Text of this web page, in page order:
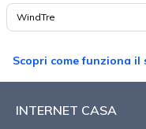
WindTre
Scopri come funziona il
INTERNET CASA